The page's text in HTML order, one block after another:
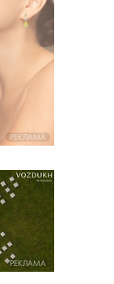
РЕКЛАМА
РЕКЛАМА